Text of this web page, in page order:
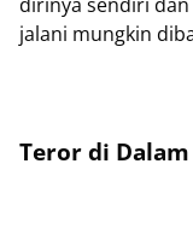
jalani mungkin
Teror di